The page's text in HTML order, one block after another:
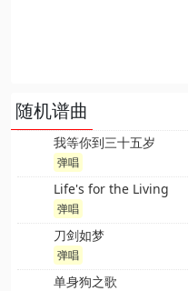
随机谱曲
我等你到三十五岁
弹唱
Life's for the Living
弹唱
刀剑如梦
弹唱
单身狗之歌